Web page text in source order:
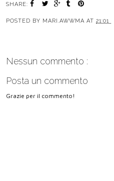
SHARE:
POSTED BY MARI.AWWMA AT 21:01
Nessun commento :
Posta un commento
Grazie per il commento!